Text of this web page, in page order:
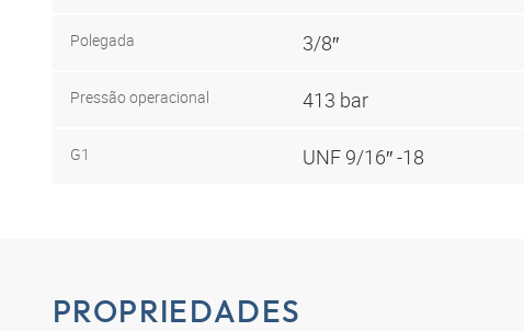
Polegada 3/8″
Pressão operacional 413 bar
G1 UNF 9/16″ -18
PROPRIEDADES